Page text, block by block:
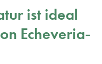
ist ideal
Echeveria-